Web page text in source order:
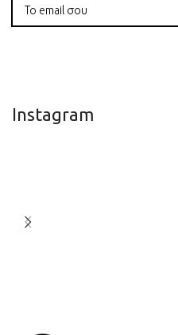
Instagram